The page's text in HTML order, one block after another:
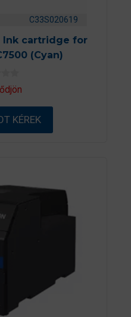
C33S020619
Ink cartridge for
(Cyan)
KÉREK